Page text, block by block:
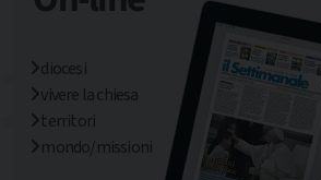
diocesi
vivere la chiesa
territori
mondo/missioni